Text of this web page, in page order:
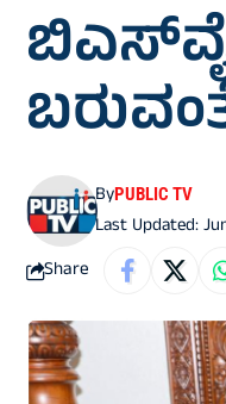
ಬಿಎಸ್‌ವೈ
Last Updated:
ByPUBLIC TV
Share